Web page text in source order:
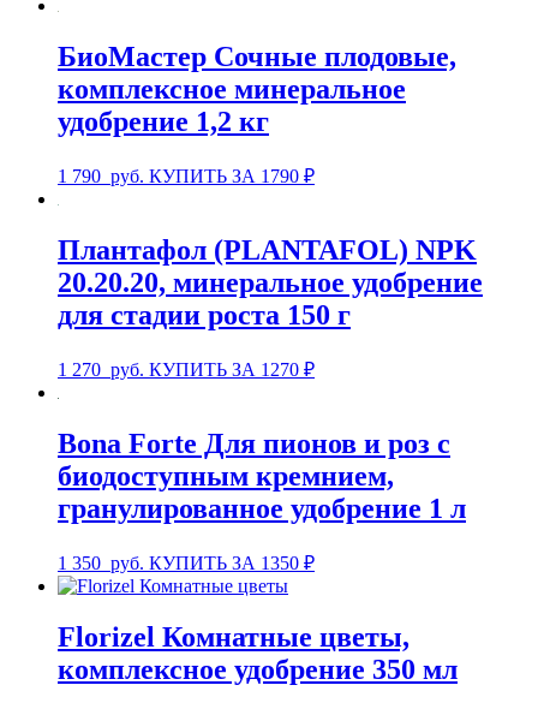
БиоМастер Сочные плодовые,
комплексное минеральное
удобрение 1,2 кг
1 790 руб. КУПИТЬ ЗА 1790 ₽
Плантафол (PLANTAFOL) NPK
20.20.20, минеральное удобрение
для стадии роста 150 г
1 270 руб. КУПИТЬ ЗА 1270 ₽
Bona Forte Для пионов и роз с
биодоступным кремнием,
гранулированное удобрение 1 л
1 350 руб. КУПИТЬ ЗА 1350 ₽
Florizel Комнатные цветы,
комплексное удобрение 350 мл